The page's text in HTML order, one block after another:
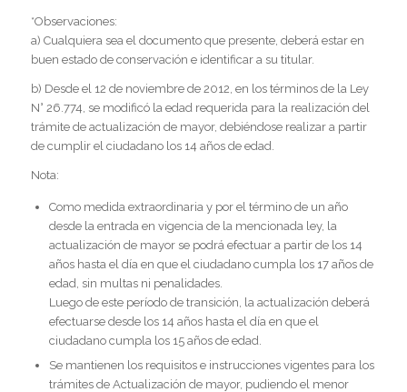
*Observaciones:
a) Cualquiera sea el documento que presente, deberá estar en
buen estado de conservación e identificar a su titular.
b) Desde el 12 de noviembre de 2012, en los términos de la Ley
N° 26.774, se modificó la edad requerida para la realización del
trámite de actualización de mayor, debiéndose realizar a partir
de cumplir el ciudadano los 14 años de edad.
Nota:
Como medida extraordinaria y por el término de un año
desde la entrada en vigencia de la mencionada ley, la
actualización de mayor se podrá efectuar a partir de los 14
años hasta el día en que el ciudadano cumpla los 17 años de
edad, sin multas ni penalidades.
Luego de este período de transición, la actualización deberá
efectuarse desde los 14 años hasta el día en que el
ciudadano cumpla los 15 años de edad.
Se mantienen los requisitos e instrucciones vigentes para los
trámites de Actualización de mayor, pudiendo el menor